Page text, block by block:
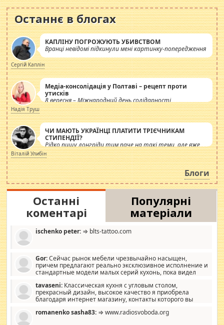
Останнє в блогах
КАПЛІНУ ПОГРОЖУЮТЬ УБИВСТВОМ
Вранці невідомі підкинули мені картинку-попередження
Сергій Каплін
Медіа-консолідація у Полтаві – рецепт проти
утисків
8 вересня – Міжнародний день солідарності
журналістів.
Надія Труш
ЧИ МАЮТЬ УКРАЇНЦІ ПЛАТИТИ ТРІЄЧНИКАМ
СТИПЕНДІЇ?
Рідко пишу лонгріди тим паче на такі теми, але вже
просто дістало! Обурюють сьогоднішні інсенуації
навколо стипендіального питання. Штучно
роздувається ще одна соціальна катастрофа.
Віталій Улибін
Блоги
Останні
коментарі
Популярні
матеріали
ischenko peter: ⇒ blts-tattoo.com
Gor:Сейчас рынок мебели чрезвычайно насыщен,
причем предлагают реально эксклюзивное исполнение и
стандартные модели малых серий кухонь, пока видел
стандартные формы, в MebelOk, креативненько и что главное -
со вкусом все в порядке, без ненужных наворотов удорожающих
мебель, а это не последний фактор.
tavaseni: Классическая кухня с угловым столом,
прекрасный дизайн, высокое качество я приобрела
благодаря интернет магазину, контакты которого вы
romanenko sasha83: ⇒ www.radiosvoboda.org